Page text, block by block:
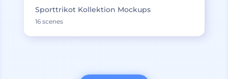
Sporttrikot Kollektion Mockups
16 scenes